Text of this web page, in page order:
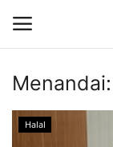
Gabung
Menandai:
Halal